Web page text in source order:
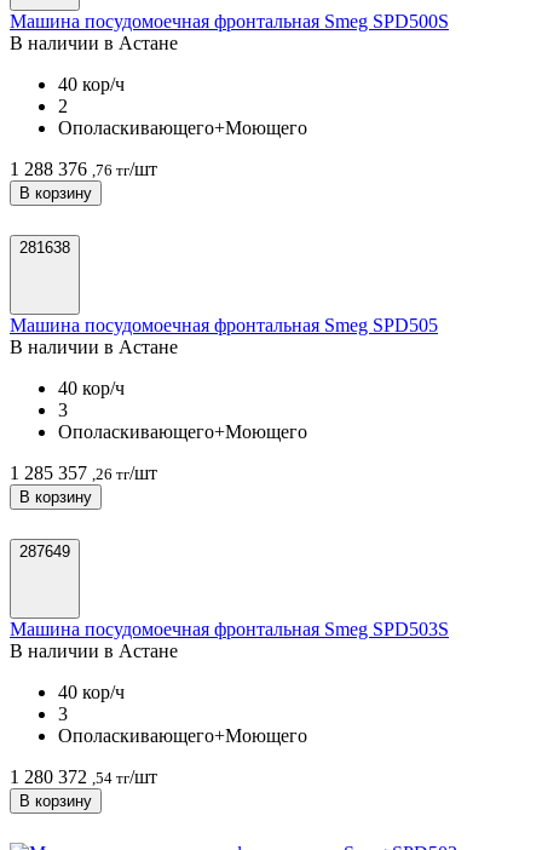
Машина посудомоечная фронтальная Smeg SPD500S
В наличии в Астанe
40 кор/ч
2
Ополаскивающего+Моющего
1 288 376 ,76 тг/шт
В корзину
281638
Машина посудомоечная фронтальная Smeg SPD505
В наличии в Астанe
40 кор/ч
3
Ополаскивающего+Моющего
1 285 357 ,26 тг/шт
В корзину
287649
Машина посудомоечная фронтальная Smeg SPD503S
В наличии в Астанe
40 кор/ч
3
Ополаскивающего+Моющего
1 280 372 ,54 тг/шт
В корзину